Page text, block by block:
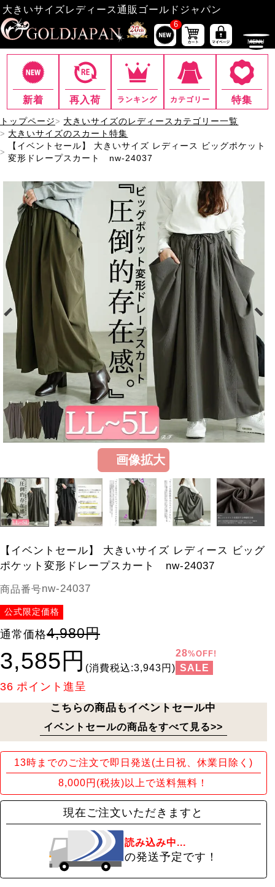
大きいサイズレディース通販ゴールドジャパン
6
新着 再入荷 ランキング カテゴリー 特集
トップページ
大きいサイズのレディースカテゴリー一覧
大きいサイズのスカート特集
【イベントセール】 大きいサイズ レディース ビッグポケット
変形ドレープスカート nw-24037
【イベントセール】 大きいサイズ レディース ビッグ
ポケット変形ドレープスカート nw-24037
商品番号nw-24037
公式限定価格
通常価格4,980円
3,585円 (消費税込:3,943円)
28%OFF!
SALE
36 ポイント進呈
こちらの商品もイベントセール中
イベントセールの商品をすべて見る>>
13時までのご注文で即日発送(土日祝、休業日除く)
8,000円(税抜)以上で送料無料！
現在ご注文いただきますと
読み込み中...
の発送予定です！
画像拡大